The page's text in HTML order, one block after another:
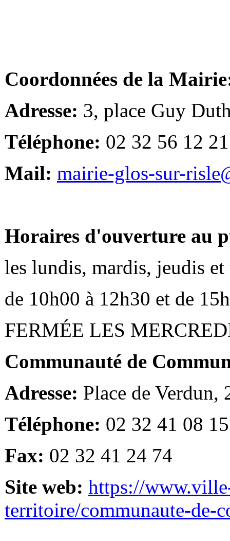
Coordonnées de la
Adresse: 3, place Guy
Téléphone: 02 32 56 12 21
Mail: mairie-glos-sur-
Horaires d'ouverture au
les lundis, mardis, jeudis et
de 10h00 à 12h30 et de
FERMÉE LES
Communauté de
Adresse: Place de Verdun,
Téléphone: 02 32 41 08 15
Fax: 02 32 41 24 74
Site web: https://
territoire/communaute-de-